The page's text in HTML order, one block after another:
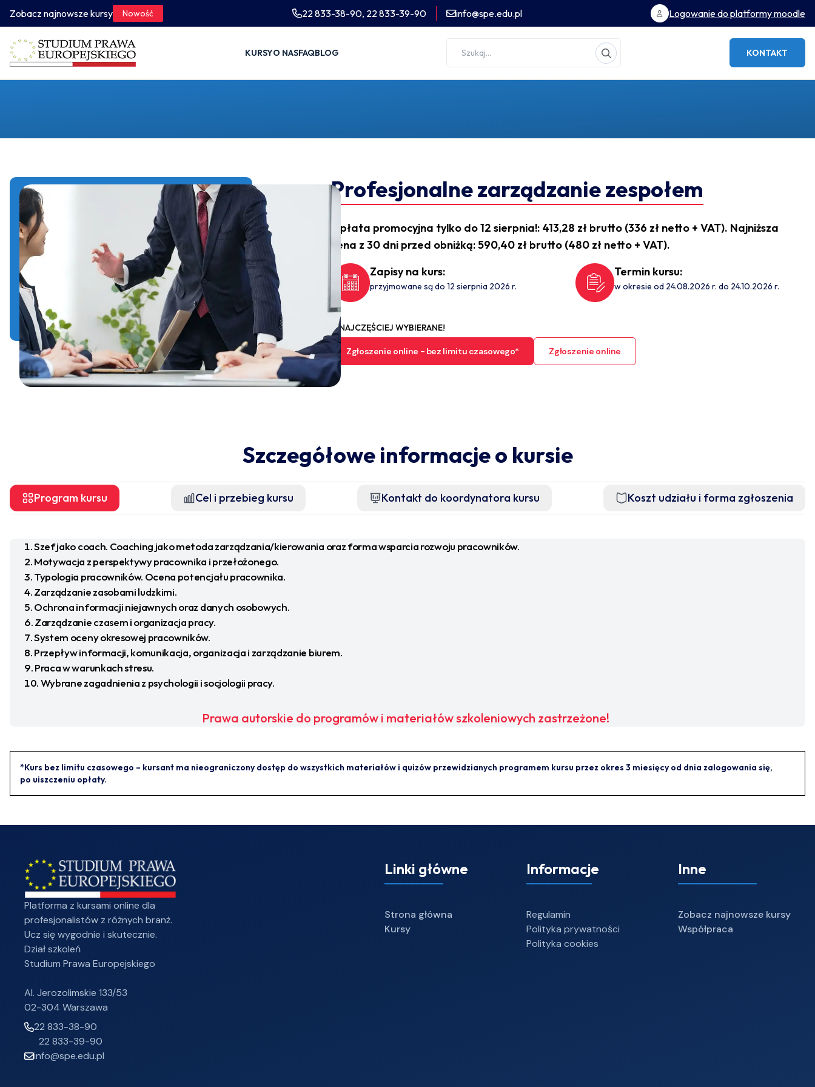
Zobacz najnowsze kursy Nowość 22 833-38-90, 22 833-39-90 info@spe.edu.pl Logowanie do platformy moodle
KURSYO NASFAQBLOG KONTAKT
Profesjonalne zarządzanie zespołem
Opłata promocyjna tylko do 12 sierpnia!: 413,28 zł brutto (336 zł netto + VAT). Najniższa
cena z 30 dni przed obniżką: 590,40 zł brutto (480 zł netto + VAT).
Zapisy na kurs:
przyjmowane są do 12 sierpnia 2026 r.
Termin kursu:
w okresie od 24.08.2026 r. do 24.10.2026 r.
NAJCZĘŚCIEJ WYBIERANE!
Zgłoszenie online - bez limitu czasowego* Zgłoszenie online
Szczegółowe informacje o kursie
Program kursu Cel i przebieg kursu Kontakt do koordynatora kursu Koszt udziału i forma zgłoszenia
Szef jako coach. Coaching jako metoda zarządzania/kierowania oraz forma wsparcia rozwoju pracowników.
Motywacja z perspektywy pracownika i przełożonego.
Typologia pracowników. Ocena potencjału pracownika.
Zarządzanie zasobami ludzkimi.
Ochrona informacji niejawnych oraz danych osobowych.
Zarządzanie czasem i organizacja pracy.
System oceny okresowej pracowników.
Przepływ informacji, komunikacja, organizacja i zarządzanie biurem.
Praca w warunkach stresu.
Wybrane zagadnienia z psychologii i socjologii pracy.
Prawa autorskie do programów i materiałów szkoleniowych zastrzeżone!
*Kurs bez limitu czasowego – kursant ma nieograniczony dostęp do wszystkich materiałów i quizów przewidzianych programem kursu przez okres 3 miesięcy od dnia zalogowania się,
po uiszczeniu opłaty.
Platforma z kursami online dla
profesjonalistów z różnych branż.
Ucz się wygodnie i skutecznie.
Dział szkoleń
Studium Prawa Europejskiego
Al. Jerozolimskie 133/53
02-304 Warszawa
22 833-38-90
22 833-39-90
info@spe.edu.pl
Linki główne
Strona główna
Kursy
Informacje
Regulamin
Polityka prywatności
Polityka cookies
Inne
Zobacz najnowsze kursy
Współpraca